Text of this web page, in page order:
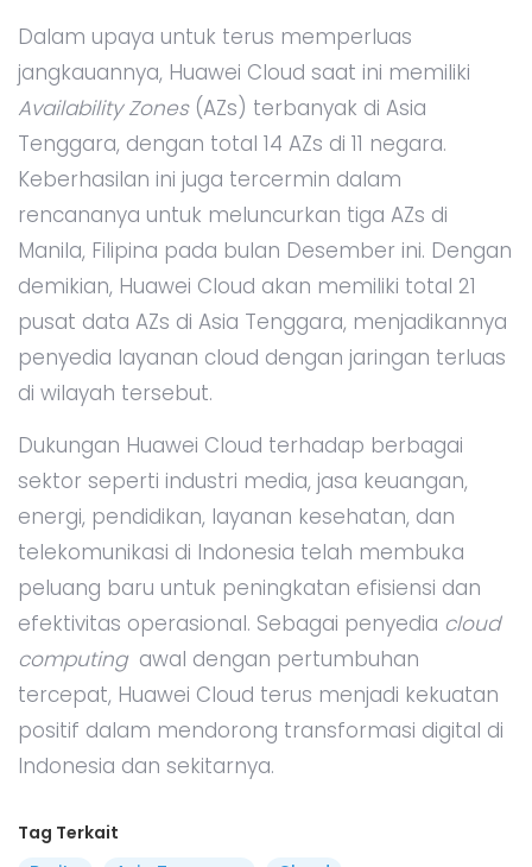
Dalam upaya untuk terus memperluas
jangkauannya, Huawei Cloud saat ini memiliki
Availability Zones(AZs) terbanyak di Asia
Tenggara, dengan total 14 AZs di 11 negara.
Keberhasilan ini juga tercermin dalam
rencananya untuk meluncurkan tiga AZs di
Manila, Filipina pada bulan Desember ini. Dengan
demikian, Huawei Cloud akan memiliki total 21
pusat data AZs di Asia Tenggara, menjadikannya
penyedia layanan cloud dengan jaringan terluas
di wilayah tersebut.
Dukungan Huawei Cloud terhadap berbagai
sektor seperti industri media, jasa keuangan,
energi, pendidikan, layanan kesehatan, dan
telekomunikasi di Indonesia telah membuka
peluang baru untuk peningkatan efisiensi dan
efektivitas operasional. Sebagai penyedia cloud
computingawal dengan pertumbuhan
tercepat, Huawei Cloud terus menjadi kekuatan
positif dalam mendorong transformasi digital di
Indonesia dan sekitarnya.
Tag Terkait